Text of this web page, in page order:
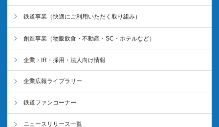
鉄道事業 （快適にご利用いただく取り組み）
創造事業 （物販飲食・不動産・SC・ホテルなど）
企業・IR・採用・法人向け情報
企業広報ライブラリー
鉄道ファンコーナー
ニュースリリース一覧